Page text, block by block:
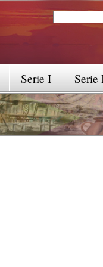
Search
Serie
Serie I